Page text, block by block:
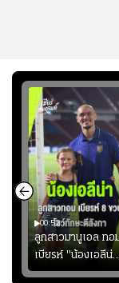
00:52
ลูกสาวมานูเอล ทอ
เบียรห์ "น้องเอลีน่า
วัย 8 ขวบ โชว์ตี